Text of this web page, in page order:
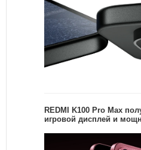
REDMI K100 Pro Max
игровой дисплей и